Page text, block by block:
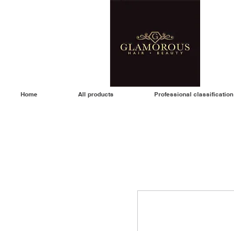
Home All products Professional classification